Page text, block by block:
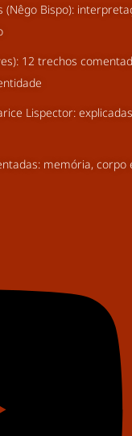
(Nêgo Bispo):
12 trechos
Lispector:
memória, corpo